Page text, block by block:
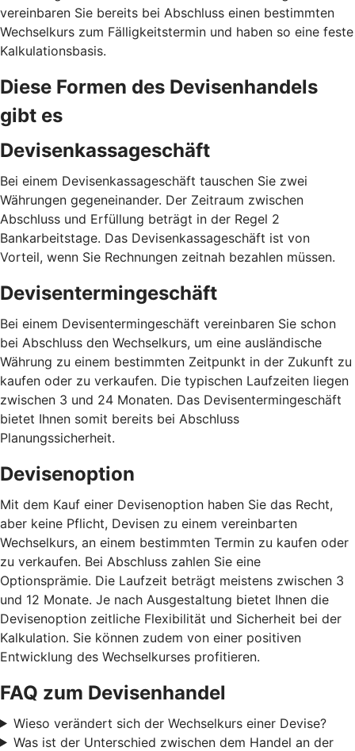
vereinbaren Sie bereits bei Abschluss einen bestimmten
Wechselkurs zum Fälligkeitstermin und haben so eine feste
Kalkulationsbasis.
Diese Formen des Devisenhandels
gibt es
Devisenkassageschäft
Bei einem Devisenkassageschäft tauschen Sie zwei
Währungen gegeneinander. Der Zeitraum zwischen
Abschluss und Erfüllung beträgt in der Regel 2
Bankarbeitstage. Das Devisenkassageschäft ist von
Vorteil, wenn Sie Rechnungen zeitnah bezahlen müssen.
Devisentermingeschäft
Bei einem Devisentermingeschäft vereinbaren Sie schon
bei Abschluss den Wechselkurs, um eine ausländische
Währung zu einem bestimmten Zeitpunkt in der Zukunft zu
kaufen oder zu verkaufen. Die typischen Laufzeiten liegen
zwischen 3 und 24 Monaten. Das Devisentermingeschäft
bietet Ihnen somit bereits bei Abschluss
Planungssicherheit.
Devisenoption
Mit dem Kauf einer Devisenoption haben Sie das Recht,
aber keine Pflicht, Devisen zu einem vereinbarten
Wechselkurs, an einem bestimmten Termin zu kaufen oder
zu verkaufen. Bei Abschluss zahlen Sie eine
Optionsprämie. Die Laufzeit beträgt meistens zwischen 3
und 12 Monate. Je nach Ausgestaltung bietet Ihnen die
Devisenoption zeitliche Flexibilität und Sicherheit bei der
Kalkulation. Sie können zudem von einer positiven
Entwicklung des Wechselkurses profitieren.
FAQ zum Devisenhandel
Wieso verändert sich der Wechselkurs einer Devise?
Was ist der Unterschied zwischen dem Handel an der